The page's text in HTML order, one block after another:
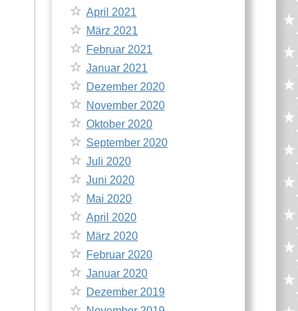
April 2021
März 2021
Februar 2021
Januar 2021
Dezember 2020
November 2020
Oktober 2020
September 2020
Juli 2020
Juni 2020
Mai 2020
April 2020
März 2020
Februar 2020
Januar 2020
Dezember 2019